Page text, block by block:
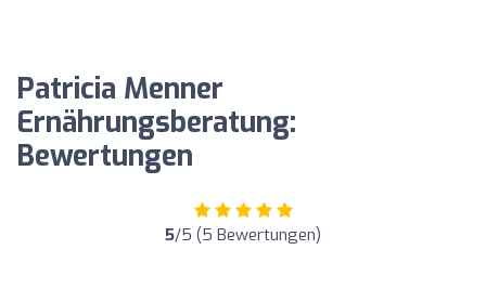
Patricia Menner
Ernährungsberatung:
Bewertungen
5/5 (5 Bewertungen)